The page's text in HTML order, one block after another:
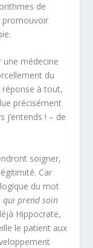
de
promouvoir
médecine
du
à tout,
précisément
j’entends ! – de
soigner,
Car
du mot
qui prend soin
Hippocrate,
le patient aux